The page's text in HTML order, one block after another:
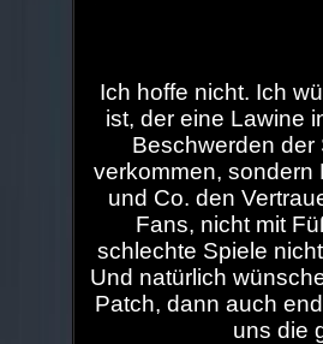
Ich hoffe nicht. Ich
ist, der eine Lawine
Beschwerden der
verkommen, sondern
und Co. den
Fans, nicht mit
schlechte Spiele
Und natürlich
Patch, dann auch
uns die